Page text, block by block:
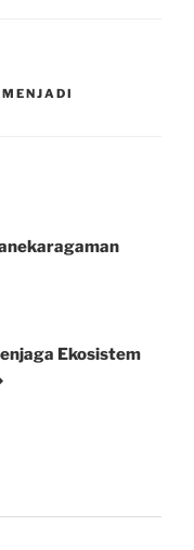
Ekosistem